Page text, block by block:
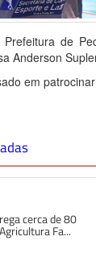
de
Anderson
em
cerca de 80
Fa...